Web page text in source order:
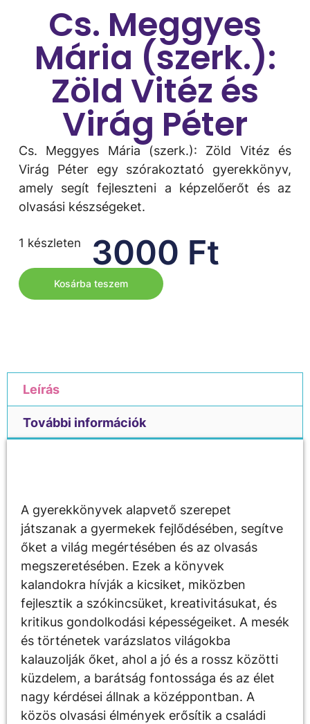
Cs. Meggyes
Mária (szerk.):
Zöld ​Vitéz és
Virág Péter
Cs. Meggyes Mária (szerk.): Zöld ​Vitéz és
Virág Péter egy szórakoztató gyerekkönyv,
amely segít fejleszteni a képzelőerőt és az
olvasási készségeket.
3000 Ft
1 készleten
Kosárba teszem
Leírás
További információk
A gyerekkönyvek alapvető szerepet
játszanak a gyermekek fejlődésében, segítve
őket a világ megértésében és az olvasás
megszeretésében. Ezek a könyvek
kalandokra hívják a kicsiket, miközben
fejlesztik a szókincsüket, kreativitásukat, és
kritikus gondolkodási képességeiket. A mesék
és történetek varázslatos világokba
kalauzolják őket, ahol a jó és a rossz közötti
küzdelem, a barátság fontossága és az élet
nagy kérdései állnak a középpontban. A
közös olvasási élmények erősítik a családi